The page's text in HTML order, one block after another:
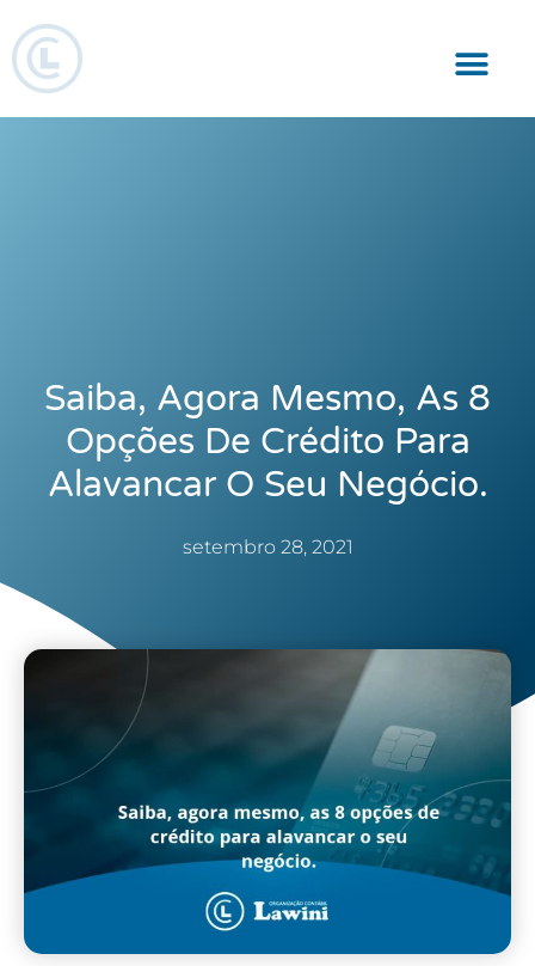
Saiba, Agora Mesmo, As 8
Opções De Crédito Para
Alavancar O Seu Negócio.
setembro 28, 2021